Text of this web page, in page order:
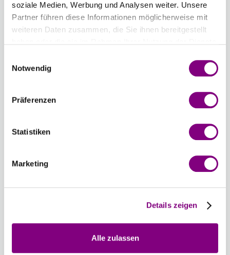
soziale Medien, Werbung und Analysen weiter. Unsere
Partner führen diese Informationen möglicherweise mit
weiteren Daten zusammen, die Sie ihnen bereitgestellt
Notwendig
Präferenzen
Statistiken
Marketing
Details zeigen
Alle zulassen
-
Gesamtsumme: 59.89EUR
Anzahl zurücksetzen
: Germany
Die Anleitung ist auf hochwertigem Papier gedruckt
Wie werde ich Mitglied?
Mitglied werden Sie ganz einfach an der Kasse mit nur
einem Tastendruck! Sind Sie bereits Mitglied, erhalten Sie